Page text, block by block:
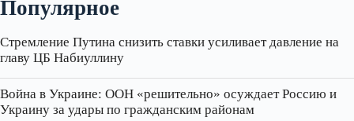
Популярное
Стремление Путина снизить ставки усиливает давление на
главу ЦБ Набиуллину
Война в Украине: ООН «решительно» осуждает Россию и
Украину за удары по гражданским районам